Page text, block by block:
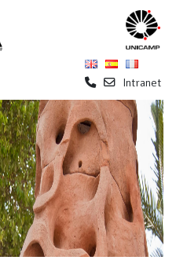
Intranet